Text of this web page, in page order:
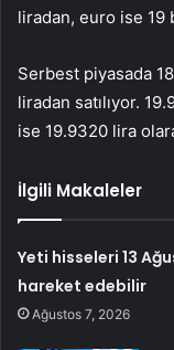
liradan, euro ise 19
Serbest piyasada
liradan satılıyor.
ise 19.9320 lira
İlgili Makaleler
Yeti hisseleri 13
hareket edebilir
Ağustos 7, 2026